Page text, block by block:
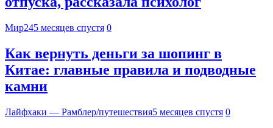
Мир245 месяцев спустя 0
Как вернуть деньги за шопинг в
Китае: главные правила и подводные
камни
Лайфхаки — Рамблер/путешествия5 месяцев спустя 0